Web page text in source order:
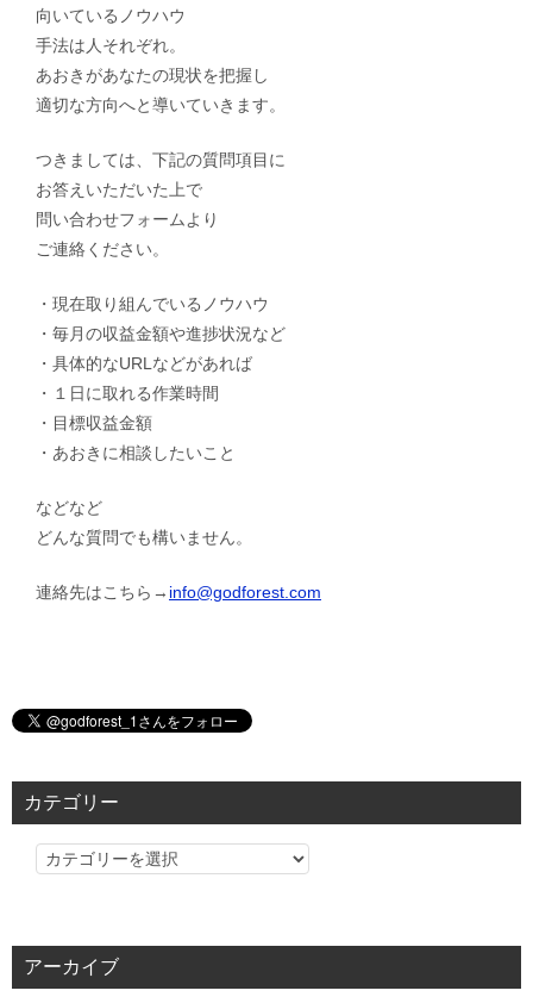
向いているノウハウ
手法は人それぞれ。
あおきがあなたの現状を把握し
適切な方向へと導いていきます。
つきましては、下記の質問項目に
お答えいただいた上で
問い合わせフォームより
ご連絡ください。
・現在取り組んでいるノウハウ
・毎月の収益金額や進捗状況など
・具体的なURLなどがあれば
・１日に取れる作業時間
・目標収益金額
・あおきに相談したいこと
などなど
どんな質問でも構いません。
連絡先はこちら→ info@godforest.com
カテゴリー
カ
リ
アーカイブ